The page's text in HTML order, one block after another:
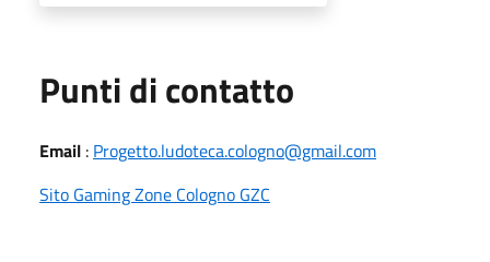
Punti di contatto
Email : Progetto.ludoteca.cologno@gmail.com
Sito Gaming Zone Cologno GZC